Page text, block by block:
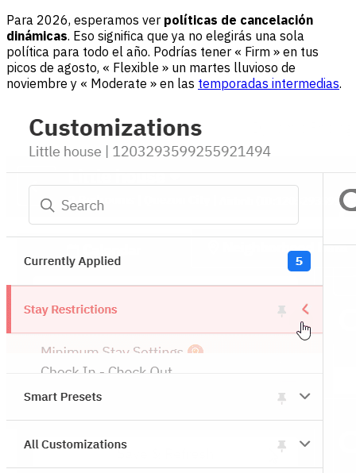
Para 2026, esperamos ver políticas de cancelación
dinámicas. Eso significa que ya no elegirás una sola
política para todo el año. Podrías tener « Firm » en tus
picos de agosto, « Flexible » un martes lluvioso de
noviembre y « Moderate » en las temporadas intermedias.